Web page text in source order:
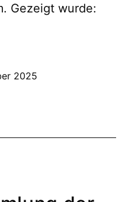
Gezeigt wurde:
2025